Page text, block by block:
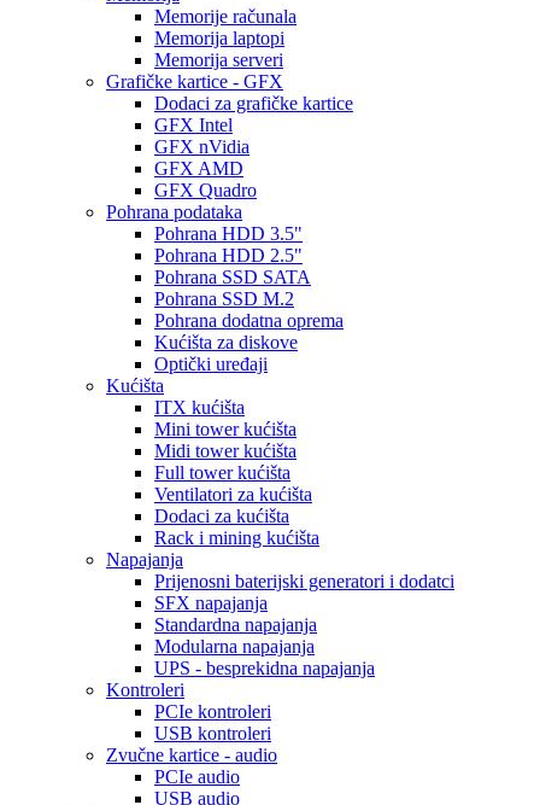
Memorije računala
Memorija laptopi
Memorija serveri
Grafičke kartice - GFX
Dodaci za grafičke kartice
GFX Intel
GFX nVidia
GFX AMD
GFX Quadro
Pohrana podataka
Pohrana HDD 3.5"
Pohrana HDD 2.5"
Pohrana SSD SATA
Pohrana SSD M.2
Pohrana dodatna oprema
Kućišta za diskove
Optički uređaji
Kućišta
ITX kućišta
Mini tower kućišta
Midi tower kućišta
Full tower kućišta
Ventilatori za kućišta
Dodaci za kućišta
Rack i mining kućišta
Napajanja
Prijenosni baterijski generatori i dodatci
SFX napajanja
Standardna napajanja
Modularna napajanja
UPS - besprekidna napajanja
Kontroleri
PCIe kontroleri
USB kontroleri
Zvučne kartice - audio
PCIe audio
USB audio